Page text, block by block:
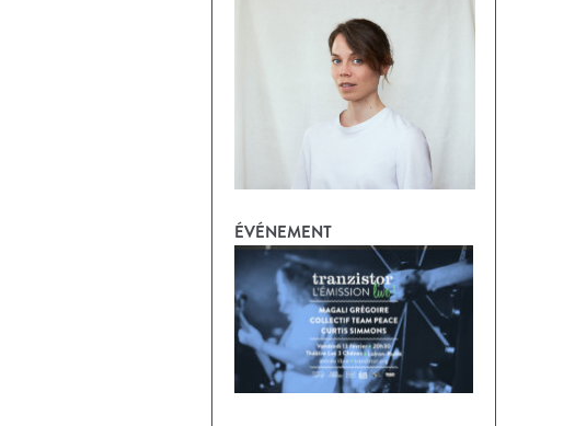
ÉVÉNEMENT